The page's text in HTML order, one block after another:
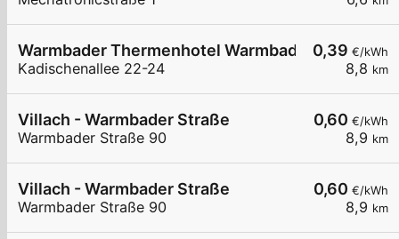
0,39 €/kWh
8,8 km
Warmbader Thermenhotel Warmbad-Villach
Kadischenallee 22-24
0,60 €/kWh
8,9 km
Villach - Warmbader Straße
Warmbader Straße 90
0,60 €/kWh
8,9 km
Villach - Warmbader Straße
Warmbader Straße 90